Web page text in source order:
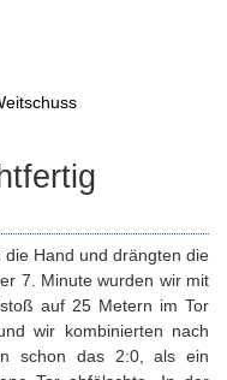
Hand und drängten die
7. Minute wurden wir mit
auf 25 Metern im Tor
wir kombinierten nach
schon das 2:0, als ein